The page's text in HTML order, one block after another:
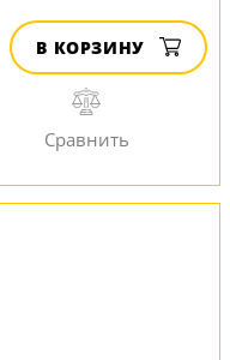
В КОРЗИНУ